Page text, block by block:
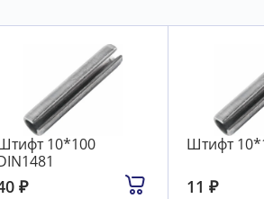
10*100
₽
Штифт
11 ₽